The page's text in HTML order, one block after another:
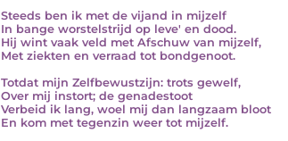
Steeds ben ik met de vijand in mijzelf
In bange worstelstrijd op leve' en dood.
Hij wint vaak veld met Afschuw van mijzelf,
Met ziekten en verraad tot bondgenoot.
Totdat mijn Zelfbewustzijn: trots gewelf,
Over mij instort; de genadestoot
Verbeid ik lang, woel mij dan langzaam bloot
En kom met tegenzin weer tot mijzelf.